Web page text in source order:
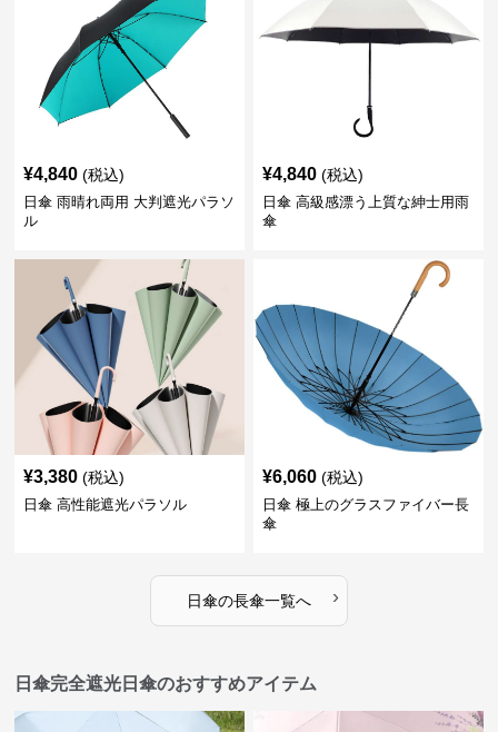
¥4,840 (税込)
日傘 雨晴れ両用 大判遮光パラソ
ル
¥4,840 (税込)
日傘 高級感漂う上質な紳士用雨
傘
¥3,380 (税込)
日傘 高性能遮光パラソル
¥6,060 (税込)
日傘 極上のグラスファイバー長
傘
日傘の長傘一覧へ ›
日傘完全遮光日傘のおすすめアイテム